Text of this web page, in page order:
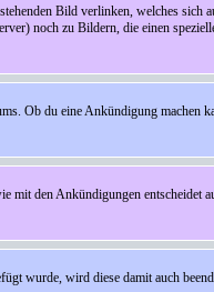
Bild verlinken, welches
noch zu Bildern, die einen
Ob du eine Ankündigung machen
mit den Ankündigungen entscheidet
wurde, wird diese damit auch